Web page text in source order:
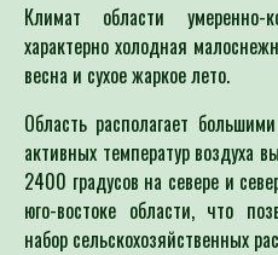
Климат области умеренно-
характерно холодная
весна и сухое жаркое лето.
Область располагает
активных температур воздуха
2400 градусов на севере и
юго-востоке области, что
набор сельскохозяйственных